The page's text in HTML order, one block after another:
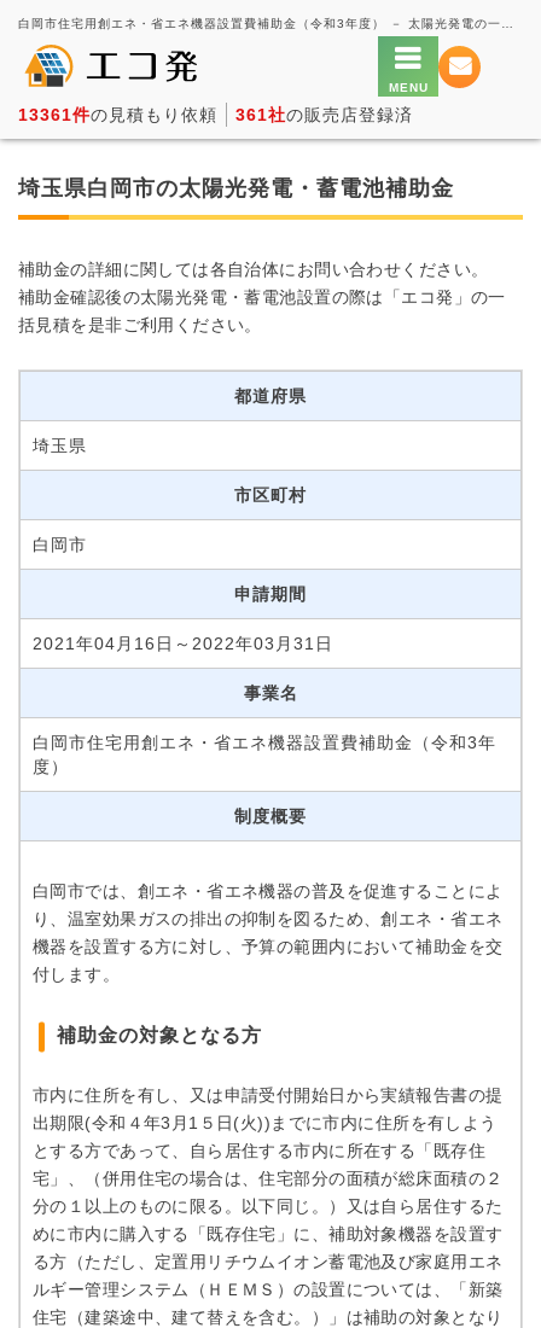
13361件の見積もり依頼 361社の販売店登録済
埼玉県白岡市の太陽光発電・蓄電池補助金
補助金の詳細に関しては各自治体にお問い合わせください。
補助金確認後の太陽光発電・蓄電池設置の際は「エコ発」の一
括見積を是非ご利用ください。
都道府県
埼玉県
市区町村
白岡市
申請期間
2021年04月16日～2022年03月31日
事業名
白岡市住宅用創エネ・省エネ機器設置費補助金（令和3年
度）
制度概要
白岡市では、創エネ・省エネ機器の普及を促進することによ
り、温室効果ガスの排出の抑制を図るため、創エネ・省エネ
機器を設置する方に対し、予算の範囲内において補助金を交
付します。
補助金の対象となる方
市内に住所を有し、又は申請受付開始日から実績報告書の提
出期限(令和４年3月1５日(火))までに市内に住所を有しよう
とする方であって、自ら居住する市内に所在する「既存住
宅」、（併用住宅の場合は、住宅部分の面積が総床面積の２
分の１以上のものに限る。以下同じ。）又は自ら居住するた
めに市内に購入する「既存住宅」に、補助対象機器を設置す
る方（ただし、定置用リチウムイオン蓄電池及び家庭用エネ
ルギー管理システム（ＨＥＭＳ）の設置については、「新築
住宅（建築途中、建て替えを含む。）」は補助の対象となり